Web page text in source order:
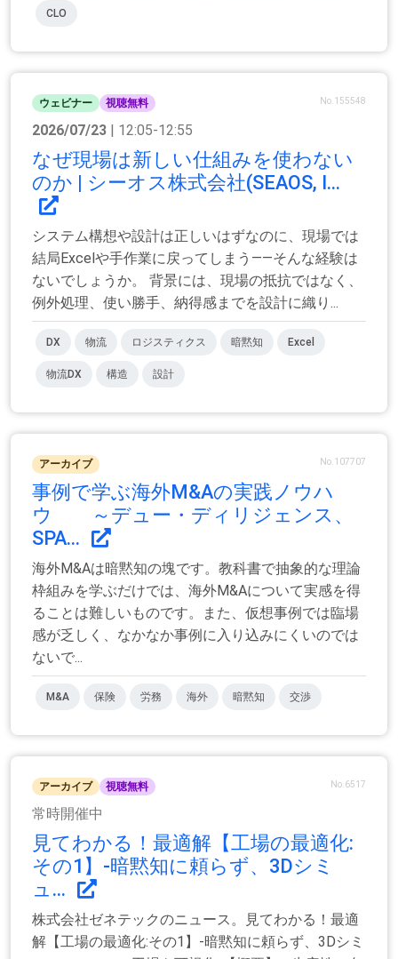
CLO
ウェビナー 視聴無料 No.155548
2026/07/23 | 12:05-12:55
なぜ現場は新しい仕組みを使わない
のか | シーオス株式会社(SEAOS, I...
システム構想や設計は正しいはずなのに、現場では
結局Excelや手作業に戻ってしまう――そんな経験は
ないでしょうか。 背景には、現場の抵抗ではなく、
例外処理、使い勝手、納得感までを設計に織り...
DX 物流 ロジスティクス 暗黙知 Excel
物流DX 構造 設計
アーカイブ No.107707
事例で学ぶ海外M&Aの実践ノウハ
ウ ～デュー・ディリジェンス、
SPA...
海外M&Aは暗黙知の塊です。教科書で抽象的な理論
枠組みを学ぶだけでは、海外M&Aについて実感を得
ることは難しいものです。また、仮想事例では臨場
感が乏しく、なかなか事例に入り込みにくいのでは
ないで...
M&A 保険 労務 海外 暗黙知 交渉
アーカイブ 視聴無料 No.6517
常時開催中
見てわかる！最適解【工場の最適化:
その1】-暗黙知に頼らず、3Dシミ
ュ...
株式会社ゼネテックのニュース。見てわかる！最適
解【工場の最適化:その1】-暗黙知に頼らず、3Dシミ